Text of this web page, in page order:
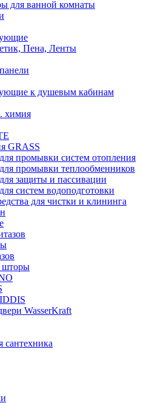
для ванной комнаты
Пена, Ленты
к душевым кабинам
химия
GRASS
промывки систем отопления
промывки теплообменников
защиты и пассивации
систем водоподготовки
для чистки и клининга
шторы
WasserKraft
сантехника